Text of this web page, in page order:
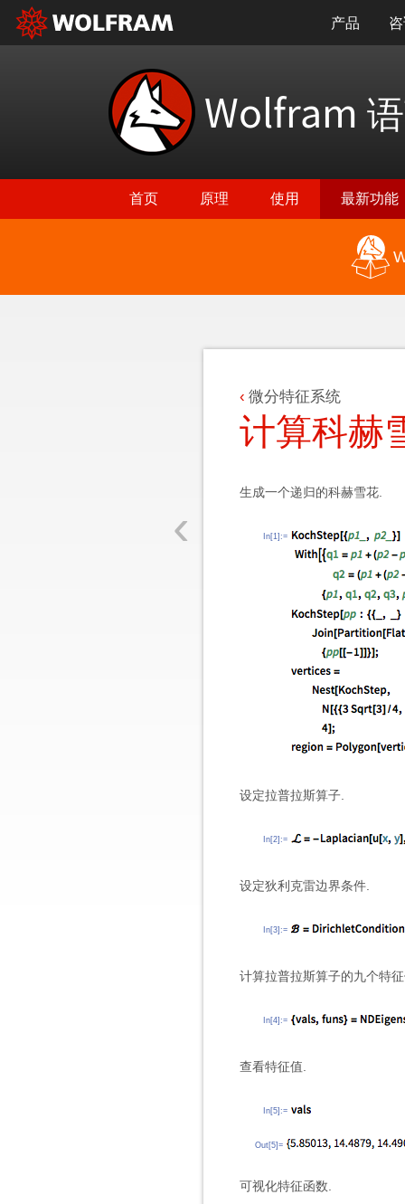
产品
Wolfram
首页 原理 使用 最新功能
‹
微分特征系统
计算科赫
生成一个递归的科赫雪花.
In[1]:=
设定拉普拉斯算子.
In[2]:=
设定狄利克雷边界条件.
In[3]:=
计算拉普拉斯算子的九个特
In[4]:=
查看特征值.
In[5]:=
Out[5]=
可视化特征函数.